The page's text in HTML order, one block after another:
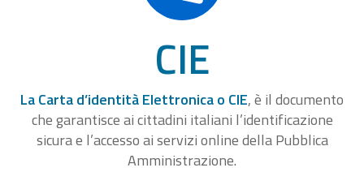
CIE
La Carta d’identità Elettronica o CIE, è il documento
che garantisce ai cittadini italiani l’identificazione
sicura e l’accesso ai servizi online della Pubblica
Amministrazione.